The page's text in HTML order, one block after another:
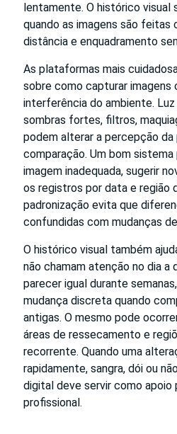
lentamente. O histórico visual
quando as imagens são feitas
distância e enquadramento
As plataformas mais
sobre como capturar imagens
interferência do ambiente.
sombras fortes, filtros,
podem alterar a percepção
comparação. Um bom
imagem inadequada, sugerir
os registros por data e região
padronização evita que
confundidas com mudanças
O histórico visual também
não chamam atenção no dia a
parecer igual durante
mudança discreta quando
antigas. O mesmo pode
áreas de ressecamento e
recorrente. Quando uma
rapidamente, sangra, dói ou
digital deve servir como apoio
profissional.